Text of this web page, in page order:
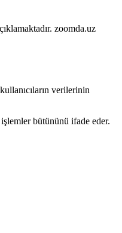
zoomda.uz
verilerinin
bütününü ifade eder.